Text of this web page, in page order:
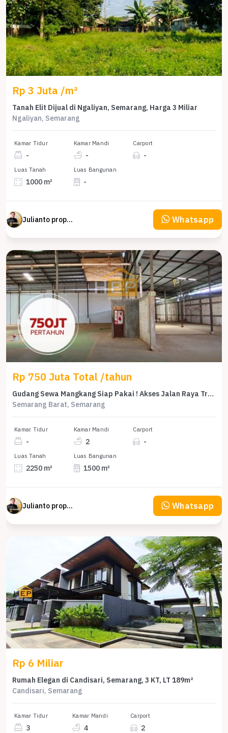
Rp 3 Juta /m²
Tanah Elit Dijual di Ngaliyan, Semarang, Harga 3 Miliar
Ngaliyan, Semarang
Kamar Tidur
-
Kamar Mandi
-
Carport
-
Luas Tanah
1000 m²
Luas Bangunan
-
Julianto property Julianto Whatsapp
Rp 750 Juta Total /tahun
Gudang Sewa Mangkang Siap Pakai ! Akses Jalan Raya Truk Masuk
Semarang Barat, Semarang
Kamar Tidur
-
Kamar Mandi
2
Carport
-
Luas Tanah
2250 m²
Luas Bangunan
1500 m²
Julianto property Julianto Whatsapp
Rp 6 Miliar
Rumah Elegan di Candisari, Semarang, 3 KT, LT 189m²
Candisari, Semarang
Kamar Tidur
3
Kamar Mandi
4
Carport
2